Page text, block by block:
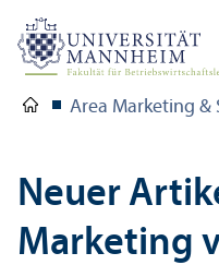
Area Marketing &
Neuer
Marketing